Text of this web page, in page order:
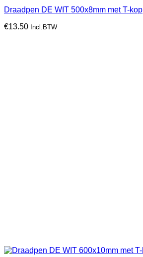
Draadpen DE WIT 500x8mm met T-kop
€13.50 Incl.BTW